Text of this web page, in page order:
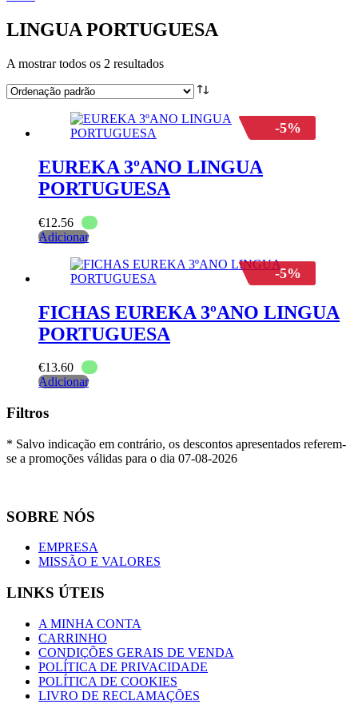
LINGUA PORTUGUESA
A mostrar todos os 2 resultados
-5%
EUREKA 3ºANO LINGUA
PORTUGUESA
€12.56
Adicionar
-5%
FICHAS EUREKA 3ºANO LINGUA
PORTUGUESA
€13.60
Adicionar
Filtros
* Salvo indicação em contrário, os descontos apresentados referem-
se a promoções válidas para o dia 07-08-2026
SOBRE NÓS
EMPRESA
MISSÃO E VALORES
LINKS ÚTEIS
A MINHA CONTA
CARRINHO
CONDIÇÕES GERAIS DE VENDA
POLÍTICA DE PRIVACIDADE
POLÍTICA DE COOKIES
LIVRO DE RECLAMAÇÕES